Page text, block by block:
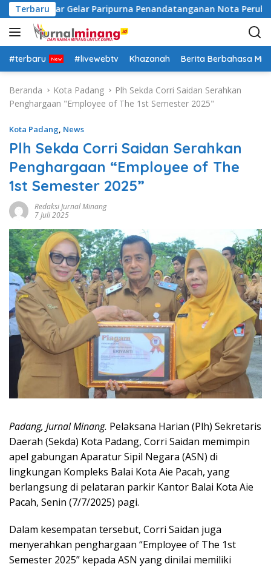
a
g
u
TerbaruDatar Gelar Paripurna Penandatanganan Nota
#terbaru #livewebtv Khazanah Berita Berbahasa
Beranda Kota Padang
Plh Sekda Corri Saidan Serahkan
Penghargaan "Employee of The 1st Semester 2025"
Kota Padang, News
Plh Sekda Corri Saidan Serahkan
Penghargaan “Employee of The
1st Semester 2025”
Redaksi Jurnal Minang
7 Juli 2025
Padang, Jurnal Minang. Pelaksana Harian (Plh) Sekretaris
Daerah (Sekda) Kota Padang, Corri Saidan memimpin
apel gabungan Aparatur Sipil Negara (ASN) di
lingkungan Kompleks Balai Kota Aie Pacah, yang
berlangsung di pelataran parkir Kantor Balai Kota Aie
Pacah, Senin (7/7/2025) pagi.
Dalam kesempatan tersebut, Corri Saidan juga
menyerahkan penghargaan “Employee of The 1st
Semester 2025” kepada ASN yang dinilai memiliki